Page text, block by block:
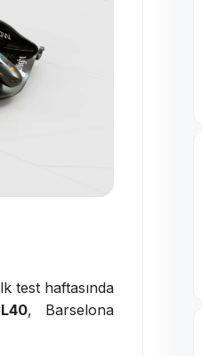
test haftasında
, Barselona